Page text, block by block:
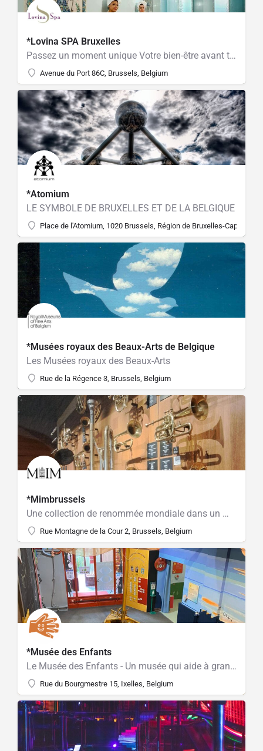
*Lovina SPA Bruxelles
Passez un moment unique Votre bien-être avant tout
Avenue du Port 86C, Brussels, Belgium
*Atomium
LE SYMBOLE DE BRUXELLES ET DE LA BELGIQUE
Place de l'Atomium, 1020 Brussels, Région de Bruxelles-Capitale,
*Musées royaux des Beaux-Arts de Belgique
Les Musées royaux des Beaux-Arts
Rue de la Régence 3, Brussels, Belgium
*Mimbrussels
Une collection de renommée mondiale dans un magnifique bâtiment Art Nouveau !
Rue Montagne de la Cour 2, Brussels, Belgium
*Musée des Enfants
Le Musée des Enfants - Un musée qui aide à grandir.
Rue du Bourgmestre 15, Ixelles, Belgium